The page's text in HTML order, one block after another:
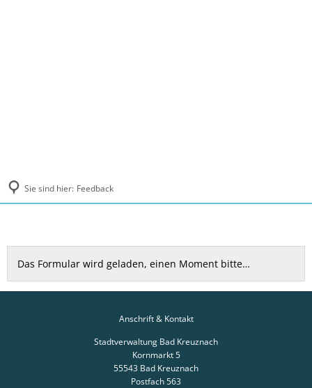
Sie sind hier: Feedback
Feedback
Das Formular wird geladen, einen Moment bitte…
Anschrift & Kontakt
Stadtverwaltung Bad Kreuznach
Kornmarkt 5
55543 Bad Kreuznach
Postfach 563